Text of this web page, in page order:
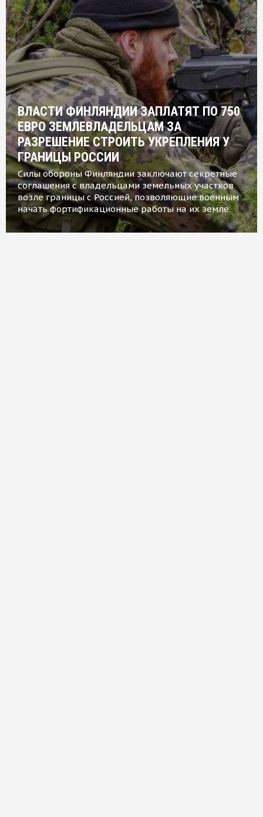
ВЛАСТИ ФИНЛЯНДИИ ЗАПЛАТЯТ ПО 750
ЕВРО ЗЕМЛЕВЛАДЕЛЬЦАМ ЗА
РАЗРЕШЕНИЕ СТРОИТЬ УКРЕПЛЕНИЯ У
ГРАНИЦЫ РОССИИ
Силы обороны Финляндии заключают секретные
соглашения с владельцами земельных участков
возле границы с Россией, позволяющие военным
начать фортификационные работы на их земле